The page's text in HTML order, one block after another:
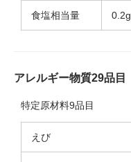
食塩相当量 0.2g
アレルギー物質29品目
特定原材料9品目
えび